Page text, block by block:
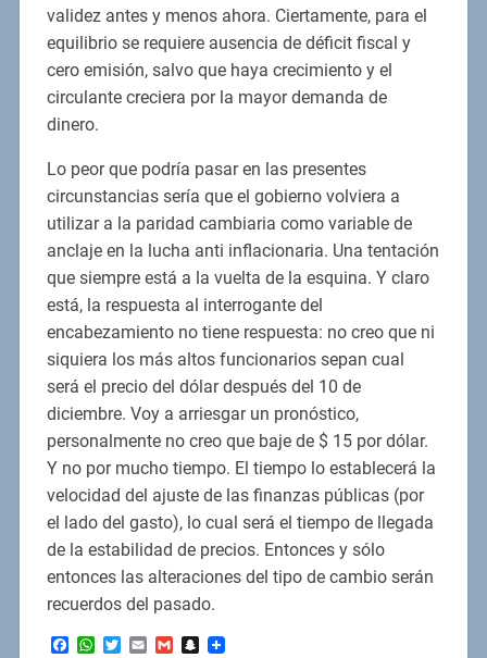
validez antes y menos ahora. Ciertamente, para el
equilibrio se requiere ausencia de déficit fiscal y
cero emisión, salvo que haya crecimiento y el
circulante creciera por la mayor demanda de
dinero.
Lo peor que podría pasar en las presentes
circunstancias sería que el gobierno volviera a
utilizar a la paridad cambiaria como variable de
anclaje en la lucha anti inflacionaria. Una tentación
que siempre está a la vuelta de la esquina. Y claro
está, la respuesta al interrogante del
encabezamiento no tiene respuesta: no creo que ni
siquiera los más altos funcionarios sepan cual
será el precio del dólar después del 10 de
diciembre. Voy a arriesgar un pronóstico,
personalmente no creo que baje de $ 15 por dólar.
Y no por mucho tiempo. El tiempo lo establecerá la
velocidad del ajuste de las finanzas públicas (por
el lado del gasto), lo cual será el tiempo de llegada
de la estabilidad de precios. Entonces y sólo
entonces las alteraciones del tipo de cambio serán
recuerdos del pasado.
Facebook
WhatsApp
Twitter
EmailGmailSnapchat